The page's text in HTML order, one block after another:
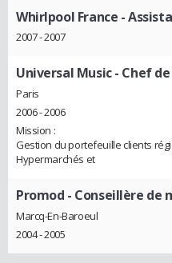
Whirlpool France -
2007 - 2007
Universal Music- Chef
Paris
2006 - 2006
Mission :
Gestion du portefeuille clients
Hypermarchés et
Promod - Conseillère de
Marcq-En-Baroeul
2004 - 2005